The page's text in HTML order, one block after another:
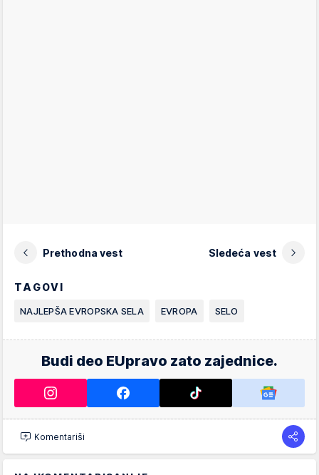
Prethodna vest Sledeća vest
TAGOVI
NAJLEPŠA EVROPSKA SELA EVROPA SELO
Budi deo EUpravo zato zajednice.
Komentariši